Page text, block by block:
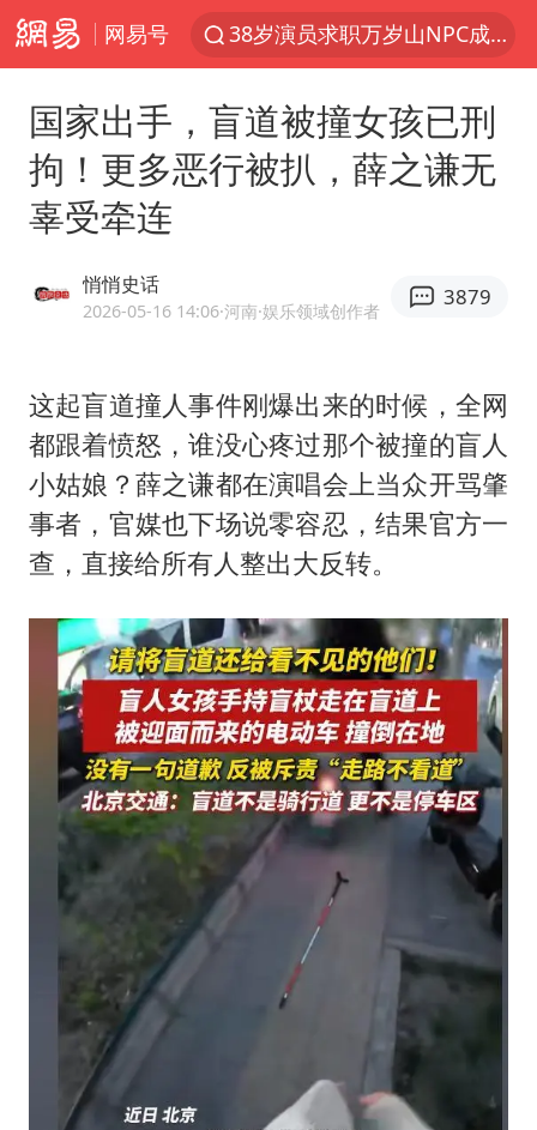
网易号
秋天的第一杯奶茶到底有多火
四川宜宾市高县4.9级地震致1人死亡
百花奖开幕式
台风白海豚实时路径
广东雷州通报特教老师招聘违规事件
“新疆阿勒泰八月能滑雪”不实
我国外贸延续良好增长态势
今日立秋你咬秋了吗
女儿为争财产堵门阻挠父亲出殡
夯实基础开新局
国家出手，盲道被撞女孩已刑
拘！更多恶行被扒，薛之谦无
辜受牵连
悄悄史话
2026-05-16 14:06·河南·娱乐领域创作者
3879
这起盲道撞人事件刚爆出来的时候，全网
都跟着愤怒，谁没心疼过那个被撞的盲人
小姑娘？ 薛之谦都在演唱会上当众开骂肇
事者，官媒也下场说零容忍，结果官方一
查，直接给所有人整出大反转。